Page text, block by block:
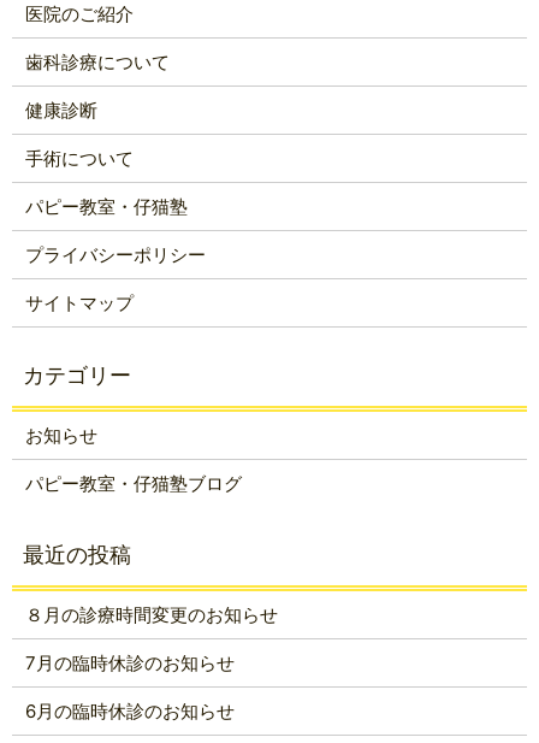
医院のご紹介
歯科診療について
健康診断
手術について
パピー教室・仔猫塾
プライバシーポリシー
サイトマップ
お知らせ
パピー教室・仔猫塾ブログ
８月の診療時間変更のお知らせ
7月の臨時休診のお知らせ
6月の臨時休診のお知らせ